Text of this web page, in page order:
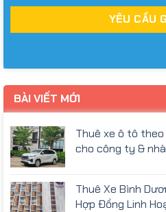
BÀI VIẾT MỚI
Thuê xe ô tô
cho công ty &
Thuê Xe Bình
Hợp Đồng Linh